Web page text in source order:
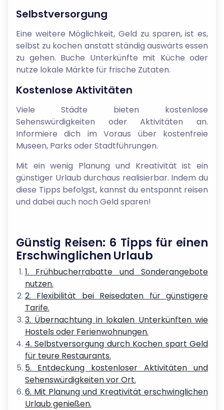
Selbstversorgung
Eine weitere Möglichkeit, Geld zu sparen, ist es,
selbst zu kochen anstatt ständig auswärts essen
zu gehen. Buche Unterkünfte mit Küche oder
nutze lokale Märkte für frische Zutaten.
Kostenlose Aktivitäten
Viele Städte bieten kostenlose
Sehenswürdigkeiten oder Aktivitäten an.
Informiere dich im Voraus über kostenfreie
Museen, Parks oder Stadtführungen.
Mit ein wenig Planung und Kreativität ist ein
günstiger Urlaub durchaus realisierbar. Indem du
diese Tipps befolgst, kannst du entspannt reisen
und dabei auch noch Geld sparen!
Günstig Reisen: 6 Tipps für einen
Erschwinglichen Urlaub
1. Frühbucherrabatte und Sonderangebote
nutzen.
2. Flexibilität bei Reisedaten für günstigere
Tarife.
3. Übernachtung in lokalen Unterkünften wie
Hostels oder Ferienwohnungen.
4. Selbstversorgung durch Kochen spart Geld
für teure Restaurants.
5. Entdeckung kostenloser Aktivitäten und
Sehenswürdigkeiten vor Ort.
6. Mit Planung und Kreativität erschwinglichen
Urlaub genießen.